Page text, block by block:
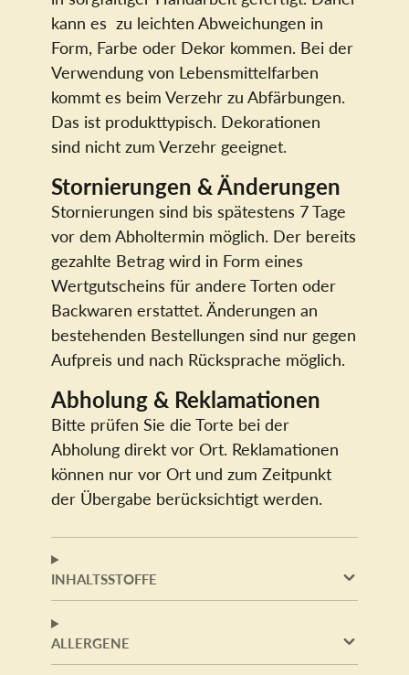
kann es zu leichten Abweichungen in
Form, Farbe oder Dekor kommen. Bei der
Verwendung von Lebensmittelfarben
kommt es beim Verzehr zu Abfärbungen.
Das ist produkttypisch. Dekorationen
sind nicht zum Verzehr geeignet.
Stornierungen & Änderungen
Stornierungen sind bis spätestens 7 Tage
vor dem Abholtermin möglich. Der bereits
gezahlte Betrag wird in Form eines
Wertgutscheins für andere Torten oder
Backwaren erstattet. Änderungen an
bestehenden Bestellungen sind nur gegen
Aufpreis und nach Rücksprache möglich.
Abholung & Reklamationen
Bitte prüfen Sie die Torte bei der
Abholung direkt vor Ort. Reklamationen
können nur vor Ort und zum Zeitpunkt
der Übergabe berücksichtigt werden.
INHALTSSTOFFE
ALLERGENE